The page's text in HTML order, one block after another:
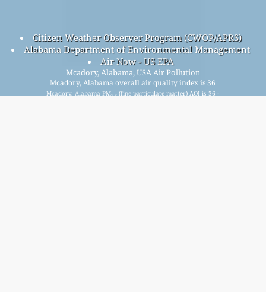
Citizen Weather Observer Program (CWOP/APRS)
Alabama Department of Environmental Management
Air Now - US EPA
Mcadory, Alabama, USA Air Pollution
Mcadory, Alabama overall air quality index is 36
Mcadory, Alabama PM2.5 (fine particulate matter) AQI is 36 -